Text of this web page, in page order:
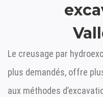
Le creusage par
plus demandés, offre
aux méthodes